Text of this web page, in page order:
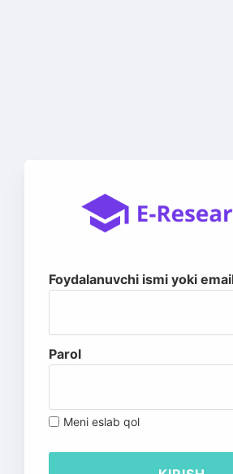
Foydalanuvchi ismi yoki
Parol
Meni eslab qol